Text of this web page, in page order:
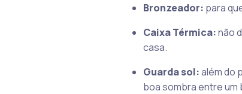
Bronzeador: para
Caixa Térmica:não
casa.
Guarda sol:além do
boa sombra entre um